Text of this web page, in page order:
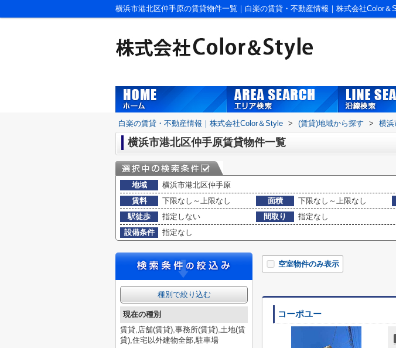
横浜市港北区仲手原の賃貸物件一覧｜白楽の賃貸・不動産情報｜株式会社Color＆
白楽の賃貸・不動産情報｜株式会社Color＆Style > (賃貸)地域から探す > 横浜
横浜市港北区仲手原賃貸物件一覧
地域
横浜市港北区仲手原
賃料
下限なし～上限なし 面積 下限なし～上限なし
駅徒歩
指定しない 間取り
指定なし
設備条件
指定なし
空室物件のみ表示
コーポユー
種別で絞り込む
現在の種別
賃貸,店舗(賃貸),事務所(賃貸),土地(賃
貸),住宅以外建物全部,駐車場